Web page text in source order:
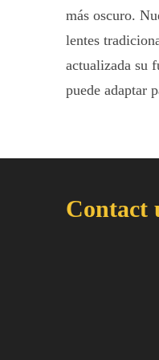
más oscuro.
lentes
actualizada su
puede adaptar
Contact